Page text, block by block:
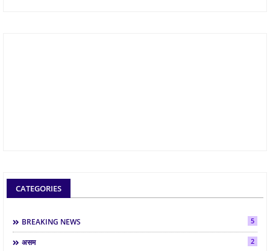
CATEGORIES
BREAKING NEWS 5
असम 2